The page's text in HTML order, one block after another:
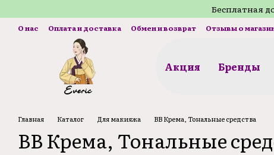
Бесплатная
О нас Оплата и доставка Обмен и возврат Отзывы о
Акция Бренды
Главная Каталог Для макияжа ВВ Крема, Тональные средства
ВВ Крема, Тональные